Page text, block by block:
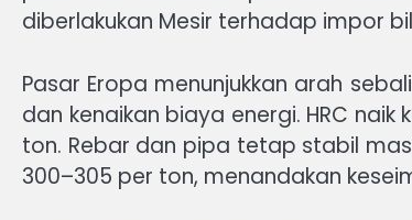
diberlakukan Mesir terhadap impor
Pasar Eropa menunjukkan arah
dan kenaikan biaya energi. HRC
ton. Rebar dan pipa tetap stabil
300–305 per ton, menandakan